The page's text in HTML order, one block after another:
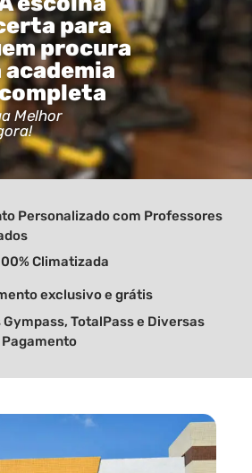
para
procura
academia
Melhor
Personalizado com Professores
Climatizada
exclusivo e grátis
TotalPass e Diversas